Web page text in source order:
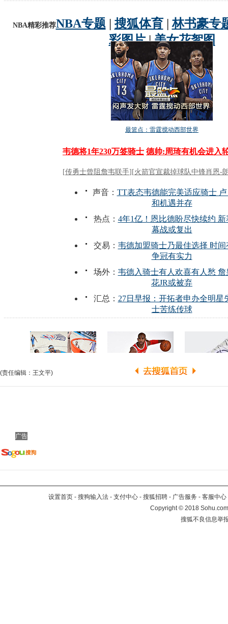
(责任编辑：王文平)
广告
设置首页 - 搜狗输入法 - 支付中心 - 搜狐招聘 - 广告服务 - 客服中心
Copyright©2018
搜狐不良信息举